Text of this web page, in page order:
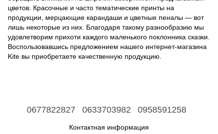
цветов. Красочные и часто тематические принты на
продукции, мерцающие карандаши и цветные пеналы — вот
лишь некоторые из них. Благодаря такому разнообразию мы
удовлетворим прихоти каждого маленького поклонника сказки.
Воспользовавшись предложением нашего интернет-магазина
Kite вы приобретаете качественную продукцию.
0677822827 0633703982 0958591258
Контактная информация